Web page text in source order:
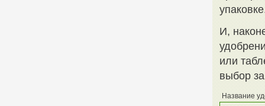
И,
или
выбор
Название